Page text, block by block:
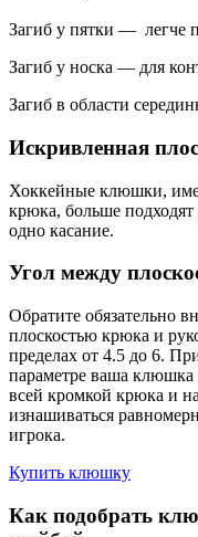
Загиб у пятки — легче
Загиб у носка — для
Загиб в области
Искривленная
Хоккейные клюшки,
крюка, больше
одно касание.
Угол между
Обратите обязательно
плоскостью крюка и
пределах от 4.5 до 6.
параметре ваша клюшка
всей кромкой крюка и
изнашиваться
игрока.
Купить клюшку
Как подобрать